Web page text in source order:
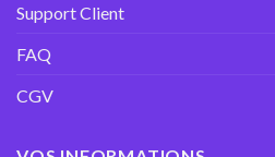
Support Client
FAQ
CGV